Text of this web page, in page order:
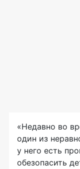
«Недавно во
один из
у него есть
обезопасить